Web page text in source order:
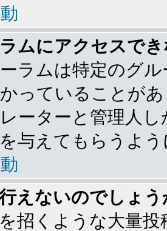
ムにアクセスで
ラムは特定のグ
っていることが
ーターと管理人
与えてもらうよ
えないのでしょう
招くような大量